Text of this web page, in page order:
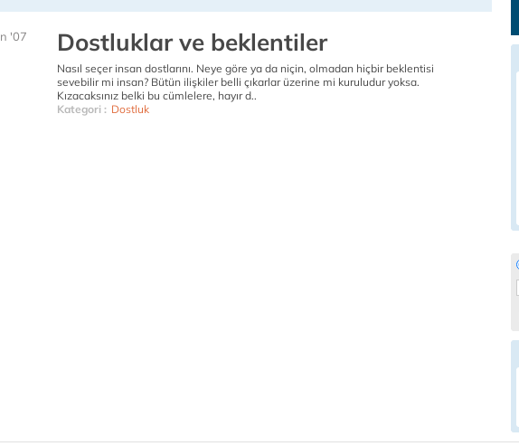
'07 Dostluklar ve beklentiler
Nasıl seçer insan dostlarını. Neye göre ya da niçin, olmadan hiçbir beklentisi
sevebilir mi insan? Bütün ilişkiler belli çıkarlar üzerine mi kuruludur yoksa.
Kızacaksınız belki bu cümlelere, hayır d..
Kategori : Dostluk